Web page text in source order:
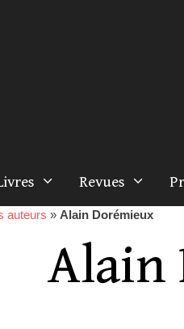
Revues
auteurs » Alain Dorémieux
Alain